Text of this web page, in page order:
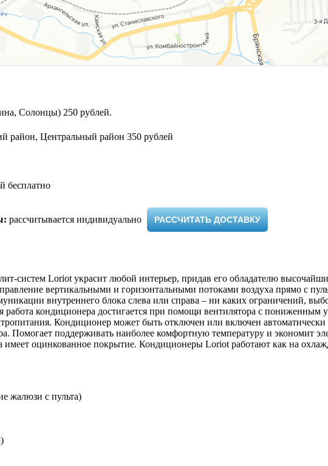
Солонцы) 250 рублей.
район, Центральный район 350 рублей
бесплатно
рассчитывается индивидуально ​ РАССЧИТАТЬ ДОСТАВКУ
систем Loriot украсит любой интерьер, придав его обладателю
вертикальными и горизонтальными потоками воздуха прямо с
внутреннего блока слева или справа – ни каких ограничений,
работа кондиционера достигается при помощи вентилятора с
Кондиционер может быть отключен или включен
Помогает поддерживать наиболее комфортную температуру и экономит
оцинкованное покрытие. Кондиционеры Loriot работают как на
жалюзи с пульта)